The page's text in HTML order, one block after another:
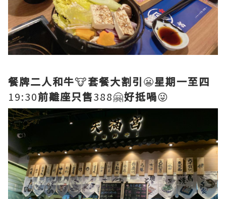
餐牌二人和牛🐮套餐大割引😬星期一至四
19:30前離座只售388🤗好抵喎😜